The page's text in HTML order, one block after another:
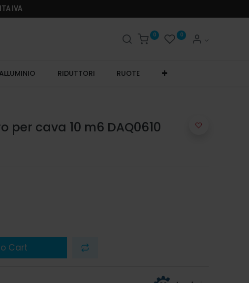
IVA
0 0
RIDUTTORI RUOTE
per cava 10 m6 DAQ0610
Cart